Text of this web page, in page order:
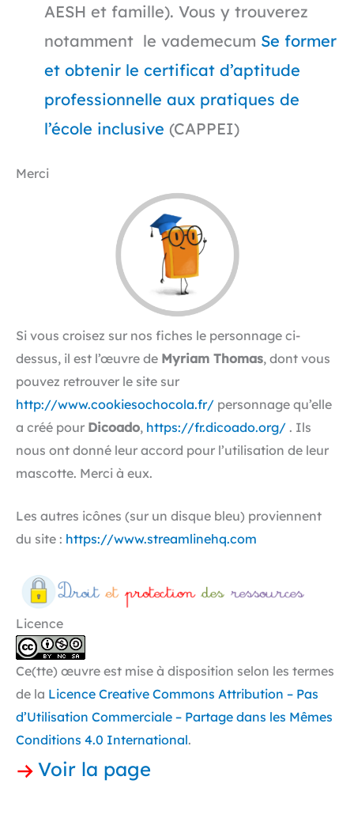
AESH et famille). Vous y trouverez
notamment le vademecum Se former
et obtenir le certificat d’aptitude
professionnelle aux pratiques de
l’école inclusive (CAPPEI)
Merci
Si vous croisez sur nos fiches le personnage ci-
dessus, il est l’œuvre de Myriam Thomas, dont vous
pouvez retrouver le site sur
http://www.cookiesochocola.fr/ personnage qu’elle
a créé pour Dicoado, https://fr.dicoado.org/ . Ils
nous ont donné leur accord pour l’utilisation de leur
mascotte. Merci à eux.
Les autres icônes (sur un disque bleu) proviennent
du site : https://www.streamlinehq.com
Licence
Ce(tte) œuvre est mise à disposition selon les termes
de la Licence Creative Commons Attribution – Pas
d’Utilisation Commerciale – Partage dans les Mêmes
Conditions 4.0 International.
Voir la page